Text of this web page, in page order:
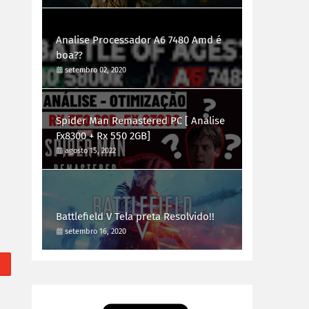
Analise Processador A6 7480 Amd é
boa??
setembro 02, 2020
Spider Man Remastered PC [ Analise
Fx8300 + Rx 550 2GB]
agosto 15, 2022
Battlefield V Tela preta Resolvido!!
setembro 16, 2020